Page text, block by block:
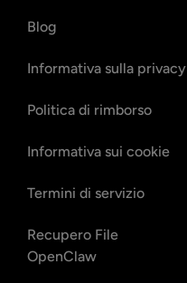
Blog
Informativa sulla privacy
Politica di rimborso
Informativa sui cookie
Termini di servizio
Recupero File
OpenClaw